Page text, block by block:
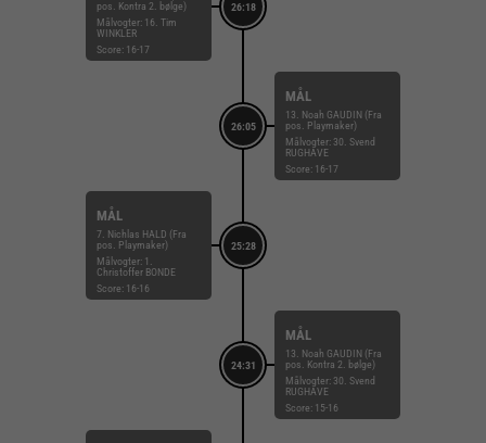
26:18
pos. Kontra 2. bølge)
Målvogter: 16. Tim
WINKLER
Score: 16-17
26:05
MÅL
13. Noah GAUDIN (Fra
pos. Playmaker)
Målvogter: 30. Svend
RUGHAVE
Score: 16-17
25:28
MÅL
7. Nichlas HALD (Fra
pos. Playmaker)
Målvogter: 1.
Christoffer BONDE
Score: 16-16
24:31
MÅL
13. Noah GAUDIN (Fra
pos. Kontra 2. bølge)
Målvogter: 30. Svend
RUGHAVE
Score: 15-16